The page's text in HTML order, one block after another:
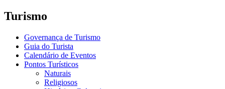
Turismo
Governança de Turismo
Guia do Turista
Calendário de Eventos
Pontos Turísticos
Naturais
Religiosos